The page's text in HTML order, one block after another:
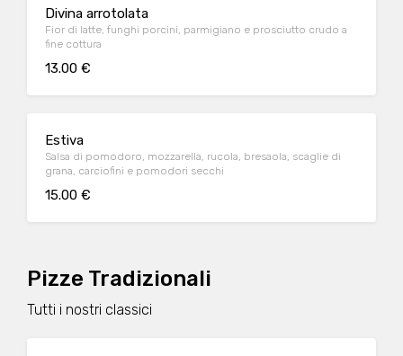
Divina arrotolata
Fior di latte, funghi porcini, parmigiano e prosciutto crudo a
fine cottura
13.00 €
Estiva
Salsa di pomodoro, mozzarella, rucola, bresaola, scaglie di
grana, carciofini e pomodori secchi
15.00 €
Pizze Tradizionali
Tutti i nostri classici